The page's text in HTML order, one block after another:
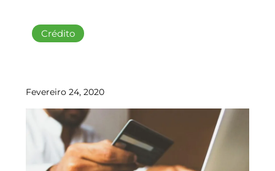
Crédito
Fevereiro 24, 2020